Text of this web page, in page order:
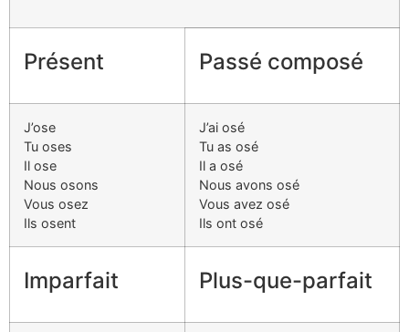
Présent Passé composé
J’ose
Tu oses
Il ose
Nous osons
Vous osez
Ils osent
J’ai osé
Tu as osé
Il a osé
Nous avons osé
Vous avez osé
Ils ont osé
Imparfait Plus-que-parfait